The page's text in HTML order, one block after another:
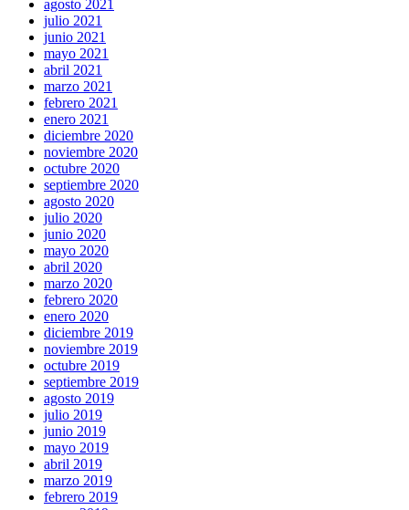
agosto 2021
julio 2021
junio 2021
mayo 2021
abril 2021
marzo 2021
febrero 2021
enero 2021
diciembre 2020
noviembre 2020
octubre 2020
septiembre 2020
agosto 2020
julio 2020
junio 2020
mayo 2020
abril 2020
marzo 2020
febrero 2020
enero 2020
diciembre 2019
noviembre 2019
octubre 2019
septiembre 2019
agosto 2019
julio 2019
junio 2019
mayo 2019
abril 2019
marzo 2019
febrero 2019